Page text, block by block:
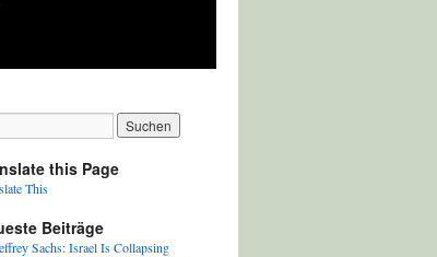
this Page
This
Beiträge
Sachs: Israel Is Collapsing